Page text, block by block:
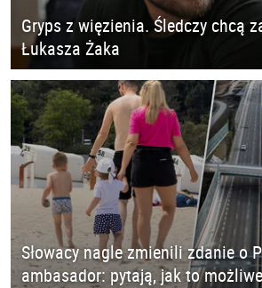
Gryps z więzienia. Śledczy chcą
Łukasza Żaka
Słowacy nagle zmienili zdanie o
ambasador: pytają, jak to